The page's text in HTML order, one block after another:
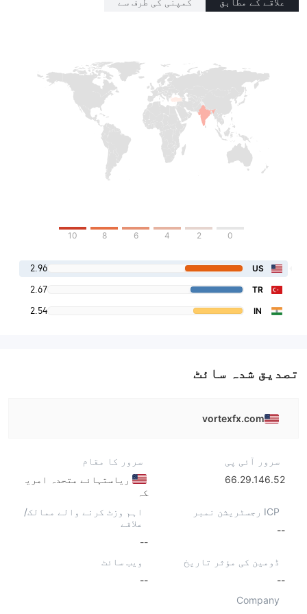
0
2
4
6
8
10
US
2.96
TR
2.67
IN
2.54
تصدیق شدہ سائٹ
vortexfx.com
سرور آئی پی
66.29.146.52
سرور کا مقام
ریاستہائے متحدہ امری
کہ
ICP رجسٹریشن نمبر
--
اہم وزٹ کرنے والے ممالک/
علاقے
--
ڈومین کی مؤثر تاریخ
--
ویب سائٹ
--
Company